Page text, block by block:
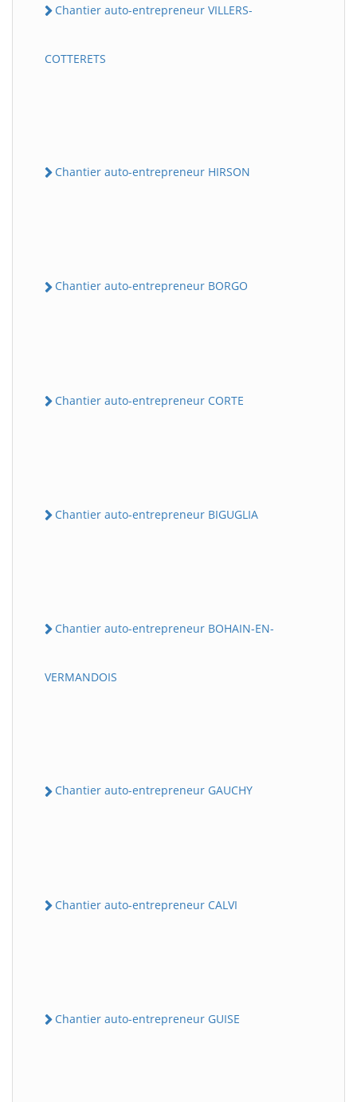
Chantier auto-entrepreneur VILLERS-
COTTERETS
Chantier auto-entrepreneur HIRSON
Chantier auto-entrepreneur BORGO
Chantier auto-entrepreneur CORTE
Chantier auto-entrepreneur BIGUGLIA
Chantier auto-entrepreneur BOHAIN-EN-
VERMANDOIS
Chantier auto-entrepreneur GAUCHY
Chantier auto-entrepreneur CALVI
Chantier auto-entrepreneur GUISE